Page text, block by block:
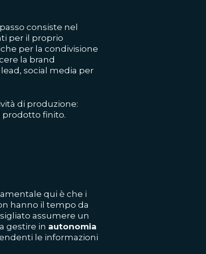
consiste nel
per il proprio
per la condivisione
la brand
social media per
di produzione:
prodotto finito.
qui è che i
hanno il tempo da
assumere un
gestire in autonomia
le informazioni